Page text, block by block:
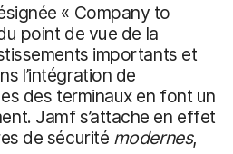
« Company to
point de vue de la
importants et
l’intégration de
des terminaux en font un
Jamf s’attache en effet
de sécurité modernes,